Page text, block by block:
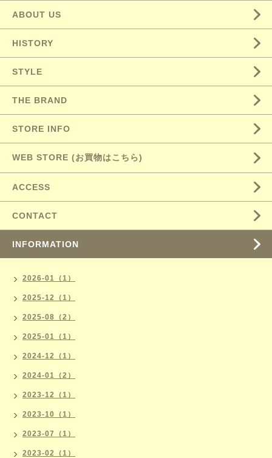
ABOUT US
HISTORY
STYLE
THE BRAND
STORE INFO
WEB STORE (お買物はこちら)
ACCESS
CONTACT
INFORMATION
2026-01（1）
2025-12（1）
2025-08（2）
2025-01（1）
2024-12（1）
2024-01（2）
2023-12（1）
2023-10（1）
2023-07（1）
2023-02（1）